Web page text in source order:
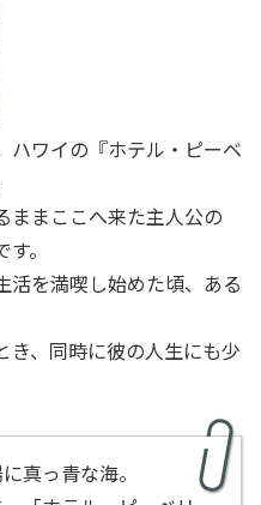
ハワイの『ホテル・ピーベ
ままここへ来た主人公の
。
活を満喫し始めた頃、ある
き、同時に彼の人生にも少
真っ青な海。